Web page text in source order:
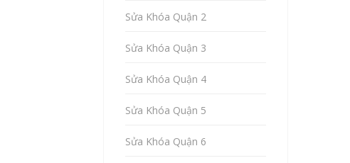
Sửa Khóa Quận 2
Sửa Khóa Quận 3
Sửa Khóa Quận 4
Sửa Khóa Quận 5
Sửa Khóa Quận 6